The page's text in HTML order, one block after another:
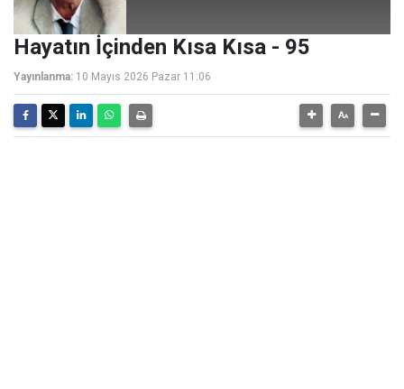
Hayatın İçinden Kısa Kısa - 95
Yayınlanma: 10 Mayıs 2026 Pazar 11:06